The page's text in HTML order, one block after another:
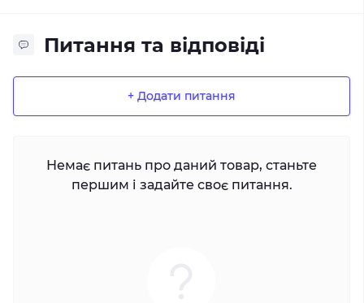
Питання та відповіді
+ Додати питання
Немає питань про даний товар, станьте
першим і задайте своє питання.